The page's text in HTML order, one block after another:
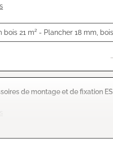
de montage et de fixation ES